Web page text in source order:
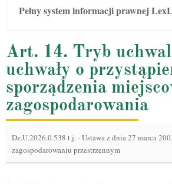
Pełny system informacji prawnej
Art. 14. Tryb
uchwały o
sporządzenia
zagospodarowania
Dz.U.2026.0.538 t.j.-Ustawa z dnia 27 marca
zagospodarowaniu przestrzennym